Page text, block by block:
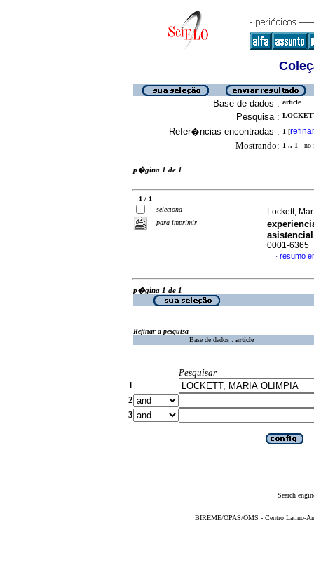
Base de dados : article
Pesquisa :
Refer�ncias encontradas : 1 [refinar
Mostrando: 1 .. 1 no
p�gina 1 de 1
1 / 1
seleciona
para imprimir
Lockett,
asistencial
0001-6365
· resumo
p�gina 1 de 1
Refinar a pesquisa
Base de dados : article
Pesquisar
1
2
3
Search
BIREME/OPAS/OMS - Centro Latino-